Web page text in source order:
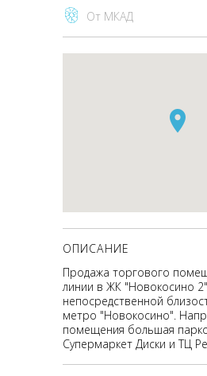
От МКАД
ОПИСАНИЕ
Продажа торгового
линии в ЖК "Новокосино
непосредственной
метро "Новокосино".
помещения большая
Супермаркет Диски и ТЦ